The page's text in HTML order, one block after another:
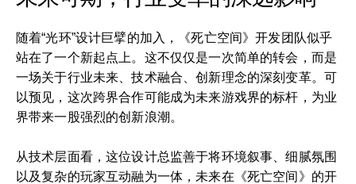
随着“光环”设计巨擘的加入，《死亡空间》开发团队似乎
站在了一个新起点上。这不仅仅是一次简单的转会，而是
一场关于行业未来、技术融合、创新理念的深刻变革。可
以预见，这次跨界合作可能成为未来游戏界的标杆，为业
界带来一股强烈的创新浪潮。
从技术层面看，这位设计总监善于将环境叙事、细腻氛围
以及复杂的玩家互动融为一体，未来在《死亡空间》的开